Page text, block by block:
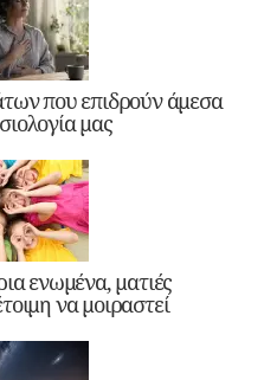
που επιδρούν άμεσα
μας
ενωμένα, ματιές
να μοιραστεί